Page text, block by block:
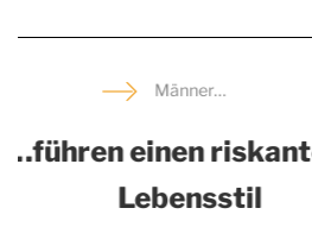
…erkranken
Kreislauf-